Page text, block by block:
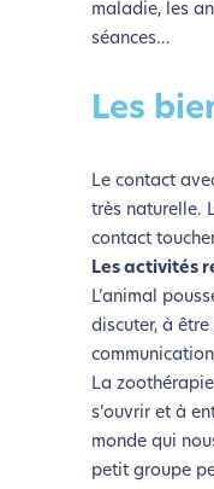
maladie, les
séances…
Les
Le contact
très naturelle.
contact
Les activités
L’animal
discuter, à
La
s’ouvrir et à
monde qui
petit groupe